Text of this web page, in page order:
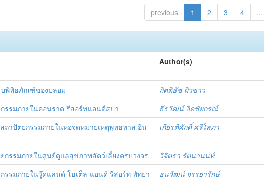
previous 1 2 3 4 ...
Author(s)
บพิพิธภัณฑ์ของปลอม
กิตติธัช ผิวขาว
รรมภายในคอนราด รีสอร์ทแอนด์สปา
ธีรวัฒน์ จิตชัยกรณ์
ถาปัตยกรรมภายในหอจดหมายเหตุพุทธทาส อิน
เกียรติศักดิ์ ศรีโสภา
กรรมภายในศูนย์ดูแลสุขภาพสัตว์เลี้ยงครบวงจร
วิจิตรา รัตนานนท์
รรมภายในวู๊ดแลนด์ โฮเต็ล แอนด์ รีสอร์ท พัทยา
ธนวัฒน์ จรรยารักษ์